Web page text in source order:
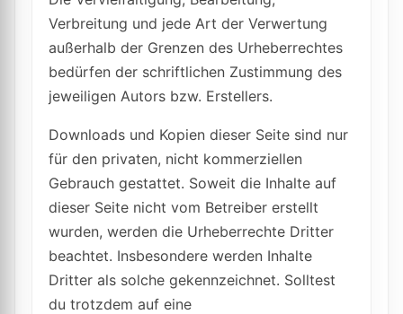
Verbreitung und jede Art der Verwertung
außerhalb der Grenzen des Urheberrechtes
bedürfen der schriftlichen Zustimmung des
jeweiligen Autors bzw. Erstellers.
Downloads und Kopien dieser Seite sind nur
für den privaten, nicht kommerziellen
Gebrauch gestattet. Soweit die Inhalte auf
dieser Seite nicht vom Betreiber erstellt
wurden, werden die Urheberrechte Dritter
beachtet. Insbesondere werden Inhalte
Dritter als solche gekennzeichnet. Solltest
du trotzdem auf eine